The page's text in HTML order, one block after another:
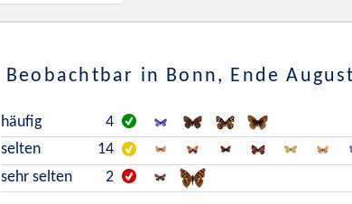
Beobachtbar in Bonn, Ende
häufig 4
selten
14
sehr selten
2